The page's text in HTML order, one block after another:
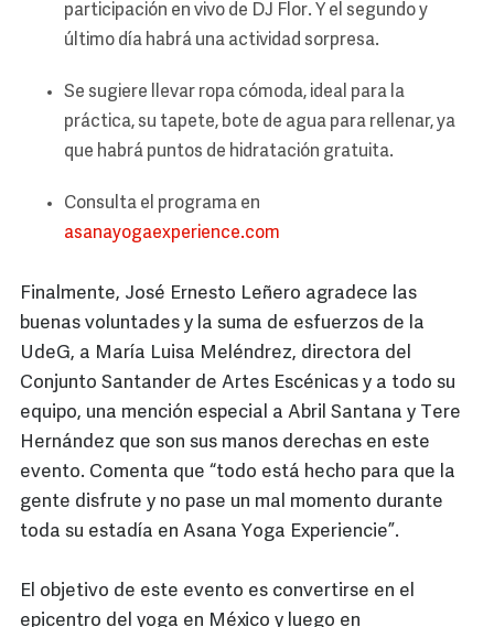
participación en vivo de DJ Flor. Y el segundo y
último día habrá una actividad sorpresa.
Se sugiere llevar ropa cómoda, ideal para la
práctica, su tapete, bote de agua para rellenar, ya
que habrá puntos de hidratación gratuita.
Consulta el programa en
asanayogaexperience.com
Finalmente, José Ernesto Leñero agradece las
buenas voluntades y la suma de esfuerzos de la
UdeG, a María Luisa Meléndrez, directora del
Conjunto Santander de Artes Escénicas y a todo su
equipo, una mención especial a Abril Santana y Tere
Hernández que son sus manos derechas en este
evento. Comenta que “todo está hecho para que la
gente disfrute y no pase un mal momento durante
toda su estadía en Asana Yoga Experiencie”.
El objetivo de este evento es convertirse en el
epicentro del yoga en México y luego en